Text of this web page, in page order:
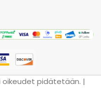
oikeudet pidätetään. |